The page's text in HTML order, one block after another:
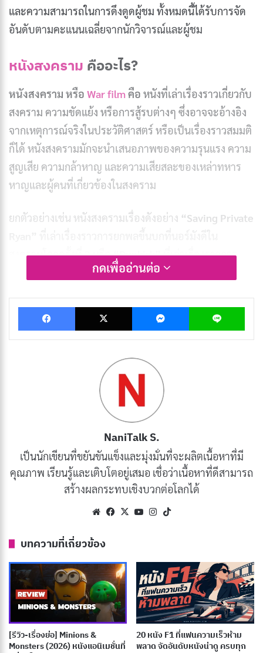
และความสามารถในการดึงดูดผู้ชม ทั้งหมดนี้ได้รับการจัด
อันดับตามคะแนนเฉลี่ยจากนักวิจารณ์และผู้ชม
หนังสงคราม คืออะไร?
หนังสงคราม หรือ War filmคือ หนังที่เล่าเรื่องราวเกี่ยวกับ
สงคราม ความขัดแย้ง หรือการสู้รบต่างๆ ซึ่งอาจจะอ้างอิง
จากเหตุการณ์จริงในประวัติศาสตร์ หรือเป็นเรื่องราวสมมติ
ก็ได้ หนังสงครามมักจะนำเสนอภาพของความรุนแรง ความ
สูญเสีย ความกล้าหาญ และความเสียสละของเหล่าทหาร
หาญและผู้คนที่เกี่ยวข้องในสงคราม
ยกตัวอย่างเช่น หนังสงครามเรื่องดังอย่าง “Saving Private
สงครามโลกครั้งที่ 2 หรือ“Dunkirk”ที่เล่าเรื่องราวการ
อพยพทหารที่ Dunkirk ในช่วงสงครามโลกครั้งที่ 2 เช่นกัน
บทความที่เกี่ยวข้อง
[รีวิว-เรื่องย่อ] The Insipid Prince (2026) อนิเมะ
กรกฎาคม 9, 2026
[รีวิว-เรื่องย่อ] The Ogre’s Bride (2026) อนิเมะโร
แมนติกของเจ้าสาวผู้ถูกมองข้าม
กรกฎาคม 7, 2026
[รีวิว-เรื่องย่อ] Recommendations from Mr.
Iwamoto (2026) อนิเมะแฟนตาซีย้อนยุค
กรกฎาคม 6, 2026
191 อนิเมะพากย์ไทย 2026 จาก Muse และ Ani-
กรกฎาคม 5, 2026
ประเภทของหนังสงคราม
หนังสงครามไม่ได้มีแค่รูปแบบเดียวนะครับ แต่มีหลากหลาย
ประเภทให้เราได้เลือกชมกันตามความชอบเลย! มาดูกันว่า
มีประเภทไหนบ้าง
กดเพื่ออ่านต่อ
Facebook X Messenger Line
NaniTalk S.
เป็นนักเขียนที่ขยันขันแข็งและมุ่งมั่นที่จะผลิตเนื้อหาที่มี
คุณภาพ เรียนรู้และเติบโตอยู่เสมอ เชื่อว่าเนื้อหาที่ดีสามารถ
สร้างผลกระทบเชิงบวกต่อโลกได้
WebsiteFacebook
X YouTubeInstagram
บทความที่เกี่ยวข้อง
[รีวิว-เรื่องย่อ] Minions &
Monsters (2026) หนังแอนิเมชั่นที่
20 หนัง F1 ที่แฟนความเร็วห้าม
พลาด จัดอันดับหนังน่าดู ครบทุก